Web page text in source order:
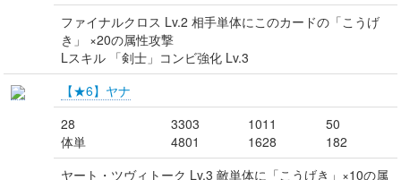
ファイナルクロス Lv.2 相手単体にこのカードの「こうげ
き」 ×20の属性攻撃
Lスキル 「剣士」コンビ強化 Lv.3
【★6】ヤナ
28
体単
3303
4801
1011
1628
50
182
ヤート・ツヴィトーク Lv.3 敵単体に「こうげき」×10の属